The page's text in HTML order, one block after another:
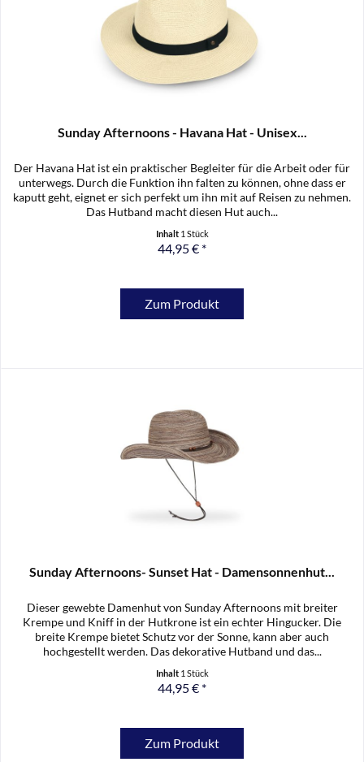
Sunday Afternoons - Havana Hat - Unisex...
Der Havana Hat ist ein praktischer Begleiter für die Arbeit oder für
unterwegs. Durch die Funktion ihn falten zu können, ohne dass er
kaputt geht, eignet er sich perfekt um ihn mit auf Reisen zu nehmen.
Das Hutband macht diesen Hut auch...
Inhalt 1 Stück
44,95 € *
Zum Produkt
Sunday Afternoons- Sunset Hat - Damensonnenhut...
Dieser gewebte Damenhut von Sunday Afternoons mit breiter
Krempe und Kniff in der Hutkrone ist ein echter Hingucker. Die
breite Krempe bietet Schutz vor der Sonne, kann aber auch
hochgestellt werden. Das dekorative Hutband und das...
Inhalt 1 Stück
44,95 € *
Zum Produkt